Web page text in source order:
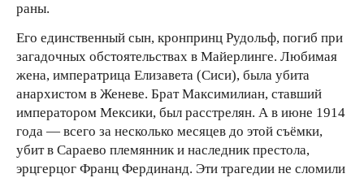
раны.
Его единственный сын, кронпринц Рудольф, погиб при
загадочных обстоятельствах в Майерлинге. Любимая
жена, императрица Елизавета (Сиси), была убита
анархистом в Женеве. Брат Максимилиан, ставший
императором Мексики, был расстрелян. А в июне 1914
года — всего за несколько месяцев до этой съёмки,
убит в Сараево племянник и наследник престола,
эрцгерцог Франц Фердинанд. Эти трагедии не сломили